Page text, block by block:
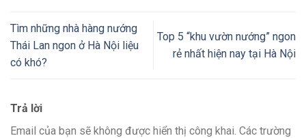
Tìm những nhà hàng nướng
Thái Lan ngon ở Hà Nội liệu
có khó?
Top 5 “khu vườn nướng” ngon
rẻ nhất hiện nay tại Hà Nội
Trả lời
Email của bạn sẽ không được hiển thị công khai. Các trường